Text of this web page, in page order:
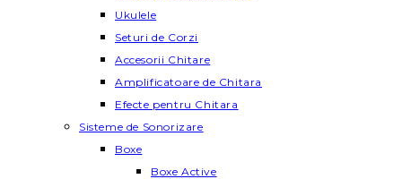
Ukulele
Seturi de Corzi
Accesorii Chitare
Amplificatoare de Chitara
Efecte pentru Chitara
Sisteme de Sonorizare
Boxe
Boxe Active